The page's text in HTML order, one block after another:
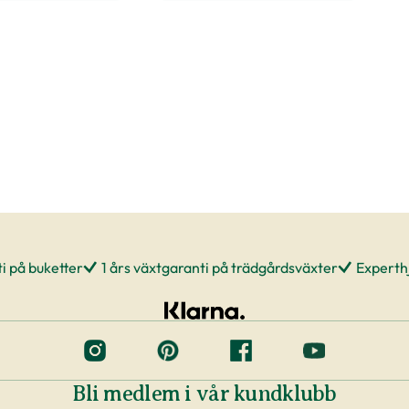
du beställer till en av våra butiker, sköts detta
på morgonen. Tänk på att anläggning av en
fint där hemma och att du blir nöjd. För oss
på buketter 1 års växtgaranti på trädgårdsväxter
Bli medlem i vår kundklubb